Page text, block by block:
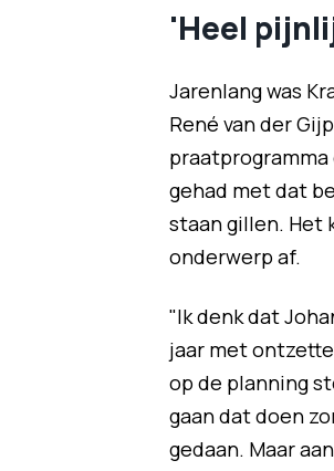
'Heel
Jarenlang was
René van der
praatprogramma
gehad met dat
staan gillen. Het
onderwerp af.
"Ik denk dat
jaar met
op de planning
gaan dat doen
gedaan. Maar